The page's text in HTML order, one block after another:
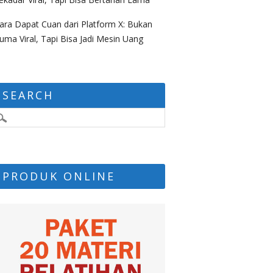
Dapat Cuan dari Platform X: Bukan
Viral, Tapi Bisa Jadi Mesin Uang
SEARCH
PRODUK ONLINE